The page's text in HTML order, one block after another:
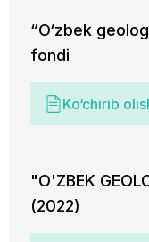
“O‘zbek
fondi
Ko‘chirib
"O'ZBEK
(2022)